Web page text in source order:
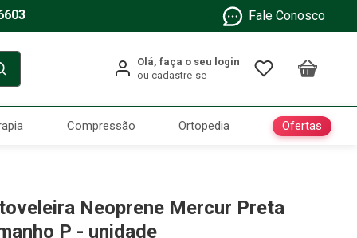
Fale Conosco
Compressão Ortopedia Ofertas
Neoprene Mercur Preta
P - unidade